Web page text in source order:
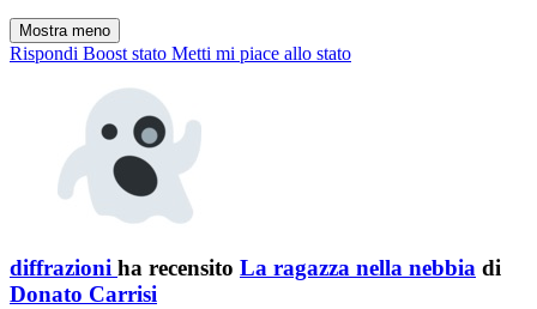
Mostra meno
Rispondi Boost stato Metti mi piace allo stato
diffrazioni ha recensito La ragazza nella nebbia di
Donato Carrisi